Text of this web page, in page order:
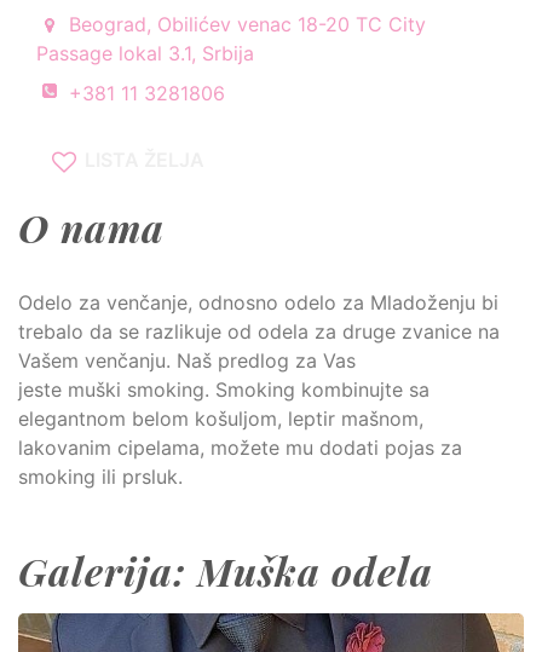
Beograd, Obilićev venac 18-20 TC City
Passage lokal 3.1, Srbija
+381 11 3281806
O nama
Odelo za venčanje, odnosno odelo za Mladoženju bi
trebalo da se razlikuje od odela za druge zvanice na
Vašem venčanju. Naš predlog za Vas
jeste muški smoking. Smoking kombinujte sa
elegantnom belom košuljom, leptir mašnom,
lakovanim cipelama, možete mu dodati pojas za
smoking ili prsluk.
Galerija: Muška odela